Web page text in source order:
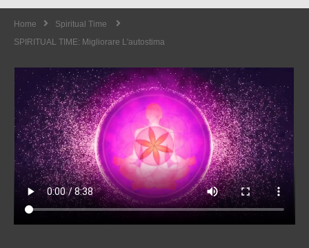
Home
Spiritual Time
SPIRITUAL TIME: Migliorare L'autostima